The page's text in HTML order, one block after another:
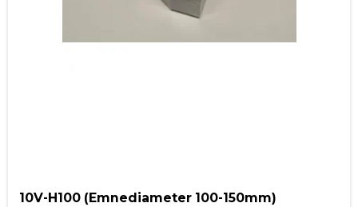
10V-H100 (Emnediameter 100-150mm)